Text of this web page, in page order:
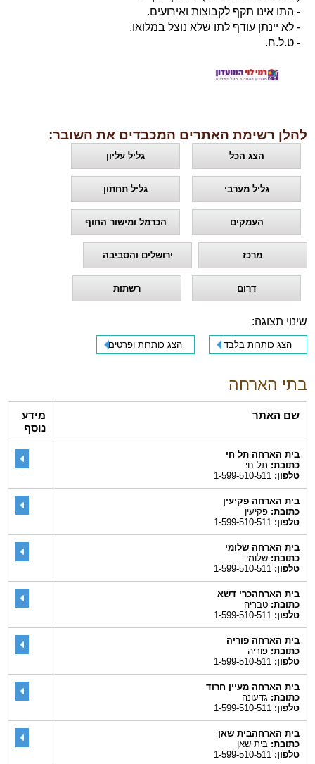
- התו אינו תקף לקבוצות ואירועים.
- לא יינתן עודף לתו שלא נוצל במלואו.
- ט.ל.ח.
להלן רשימת האתרים המכבדים את השובר:
הצג הכל גליל עליון
גליל מערבי גליל תחתון
העמקים הכרמל ומישור החוף
מרכז ירושלים והסביבה
דרום רשתות
שינוי תצוגה:
הצג כותרות בלבד הצג כותרות ופרטים
בתי הארחה
שם האתר
מידע
נוסף
בית הארחה תל חי
כתובת:תל חי
טלפון:1-599-510-511
בית הארחה פקיעין
כתובת:פקיעין
טלפון:1-599-510-511
בית הארחה שלומי
כתובת:שלומי
טלפון:1-599-510-511
בית הארחהכרי דשא
כתובת:טבריה
טלפון:1-599-510-511
בית הארחה פוריה
כתובת:פוריה
טלפון:1-599-510-511
בית הארחה מעיין חרוד
כתובת:גדעונה
טלפון:1-599-510-511
בית הארחהבית שאן
כתובת:בית שאן
טלפון:1-599-510-511